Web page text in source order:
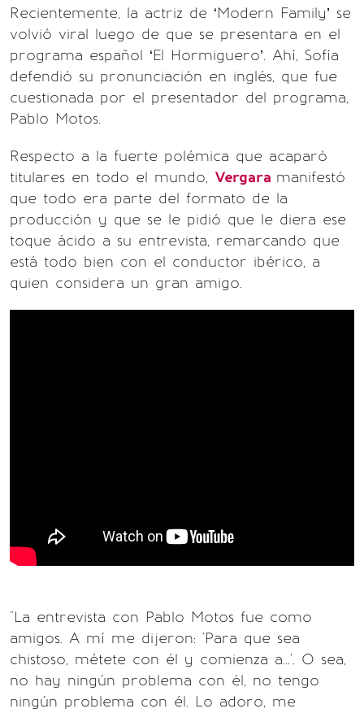
Recientemente, la actriz de ‘Modern Family’ se
volvió viral luego de que se presentara en el
programa español ‘El Hormiguero’. Ahí, Sofía
defendió su pronunciación en inglés, que fue
cuestionada por el presentador del programa,
Pablo Motos.
Respecto a la fuerte polémica que acaparó
titulares en todo el mundo, Vergara manifestó
que todo era parte del formato de la
producción y que se le pidió que le diera ese
toque ácido a su entrevista, remarcando que
está todo bien con el conductor ibérico, a
quien considera un gran amigo.
"La entrevista con Pablo Motos fue como
amigos. A mí me dijeron: 'Para que sea
chistoso, métete con él y comienza a...'. O sea,
no hay ningún problema con él, no tengo
ningún problema con él. Lo adoro, me